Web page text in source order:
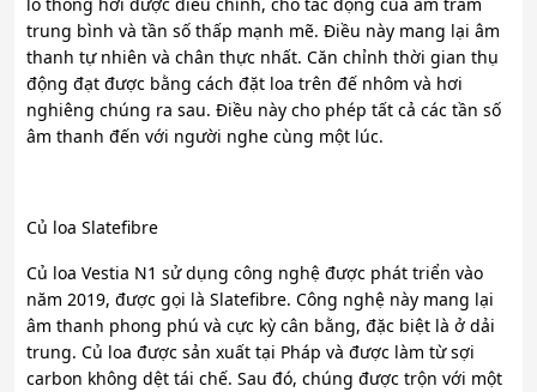
trung bình và tần số thấp mạnh mẽ. Điều này mang lại âm
thanh tự nhiên và chân thực nhất. Căn chỉnh thời gian thụ
động đạt được bằng cách đặt loa trên đế nhôm và hơi
nghiêng chúng ra sau. Điều này cho phép tất cả các tần số
âm thanh đến với người nghe cùng một lúc.
Củ loa Slatefibre
Củ loa Vestia N1 sử dụng công nghệ được phát triển vào
năm 2019, được gọi là Slatefibre. Công nghệ này mang lại
âm thanh phong phú và cực kỳ cân bằng, đặc biệt là ở dải
trung. Củ loa được sản xuất tại Pháp và được làm từ sợi
carbon không dệt tái chế. Sau đó, chúng được trộn với một